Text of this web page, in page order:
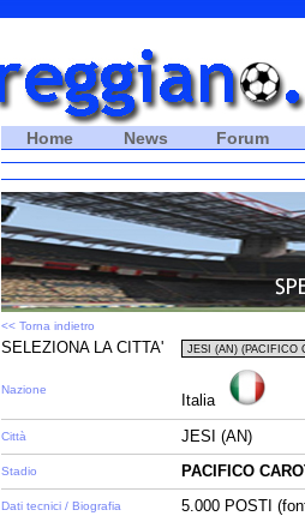
Home News Forum
<< Torna indietro
SELEZIONA LA CITTA'
Nazione
Italia
Città JESI (AN)
Stadio PACIFICO
Dati tecnici / Biografia
5.000 POSTI